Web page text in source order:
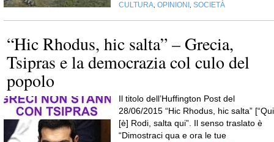
CULTURA OPINIONI SOCIETÀ
“Hic Rhodus, hic salta” – Grecia,
Tsipras e la democrazia col culo del
popolo
Il titolo dell’Huffington Post del
28/06/2015 “Hic Rhodus, hic salta” [“Qui
[è] Rodi, salta qui”. Il senso traslato è
“Dimostraci qua e ora le tue